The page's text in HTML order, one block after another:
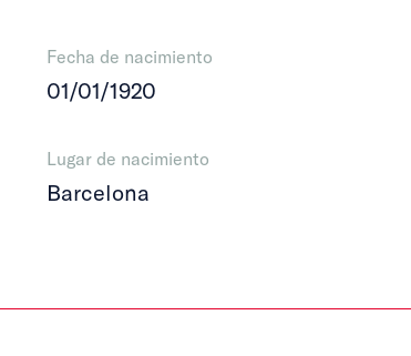
Fecha de nacimiento
01/01/1920
Lugar de nacimiento
Barcelona